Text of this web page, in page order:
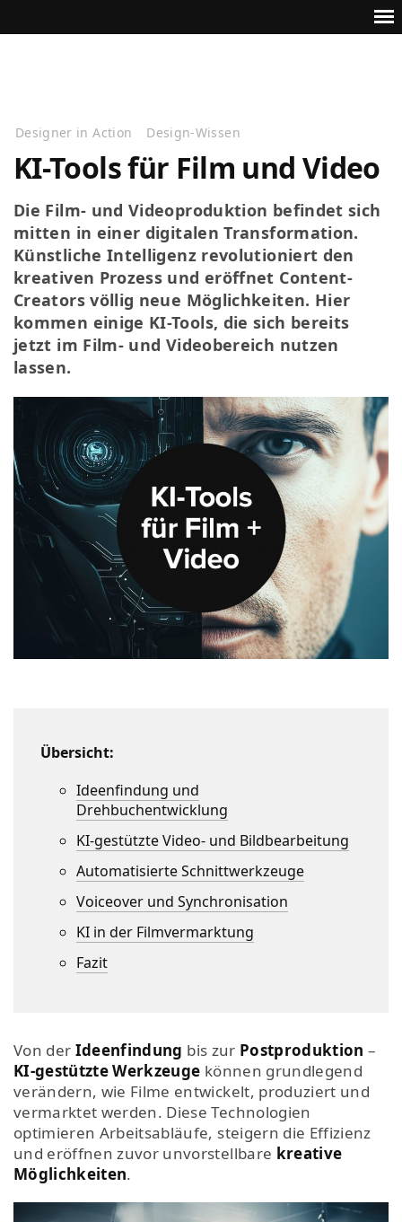
Designer in Action Design-Wissen
KI-Tools für Film und Video
Die Film- und Videoproduktion befindet sich
mitten in einer digitalen Transformation.
Künstliche Intelligenz revolutioniert den
kreativen Prozess und eröffnet Content-
Creators völlig neue Möglichkeiten. Hier
kommen einige KI-Tools, die sich bereits
jetzt im Film- und Videobereich nutzen
lassen.
Übersicht:
Ideenfindung und
Drehbuchentwicklung
KI-gestützte Video- und Bildbearbeitung
Automatisierte Schnittwerkzeuge
Voiceover und Synchronisation
KI in der Filmvermarktung
Fazit
Von der Ideenfindung bis zur Postproduktion –
KI-gestützte Werkzeuge können grundlegend
verändern, wie Filme entwickelt, produziert und
vermarktet werden. Diese Technologien
optimieren Arbeitsabläufe, steigern die Effizienz
und eröffnen zuvor unvorstellbare kreative
Möglichkeiten.